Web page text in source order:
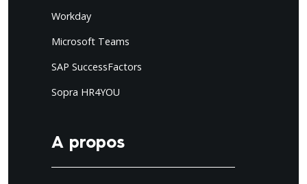
Workday
Microsoft Teams
SAP SuccessFactors
Sopra HR4YOU
A propos